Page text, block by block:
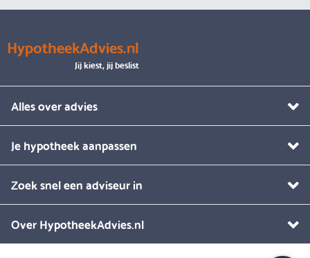
HypotheekAdvies.nl
Jij kiest, jij beslist
Alles over advies
Je hypotheek aanpassen
Zoek snel een adviseur in
Over HypotheekAdvies.nl